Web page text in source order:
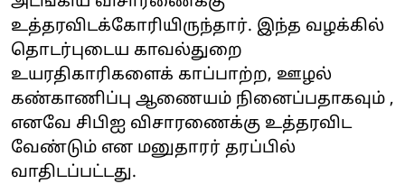
உத்தரவிடக்கோரியிருந்தார். இந்த வழக்கில்
தொடர்புடைய காவல்துறை
உயரதிகாரிகளைக் காப்பாற்ற, ஊழல்
கண்காணிப்பு ஆணையம் நினைப்பதாகவும் ,
எனவே சிபிஐ விசாரணைக்கு உத்தரவிட
வேண்டும் என மனுதாரர் தரப்பில்
வாதிடப்பட்டது.